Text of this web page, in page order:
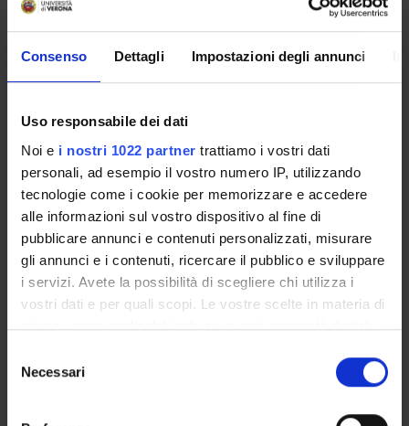
Consenso Dettagli Impostazioni degli annunci
Uso responsabile dei dati
Noi e i nostri 1022 partner trattiamo i vostri dati
personali, ad esempio il vostro numero IP, utilizzando
tecnologie come i cookie per memorizzare e accedere
alle informazioni sul vostro dispositivo al fine di
pubblicare annunci e contenuti personalizzati, misurare
gli annunci e i contenuti, ricercare il pubblico e sviluppare
i servizi. Avete la possibilità di scegliere chi utilizza i
vostri dati e per quali scopi. Le vostre scelte in materia di
privacy sono applicabili solo su questa proprietà digitale
modificare o revocare il proprio consenso in qualsiasi
momento dalla Dichiarazione sui cookie o facendo clic
delNecessari
SEZIONI
Psichiatria
ATTIVITÀ
GRUPPI DI RICERCA
SEZIONI
DOTTORATI DI RICERCA
STRUTTURE